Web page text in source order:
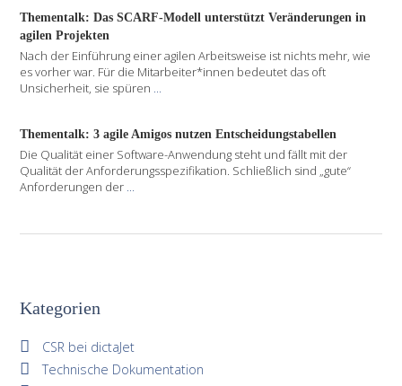
Thementalk: Das SCARF-Modell unterstützt Veränderungen in
agilen Projekten
Nach der Einführung einer agilen Arbeitsweise ist nichts mehr, wie
es vorher war. Für die Mitarbeiter*innen bedeutet das oft
Unsicherheit, sie spüren ...
Thementalk: 3 agile Amigos nutzen Entscheidungstabellen
Die Qualität einer Software-Anwendung steht und fällt mit der
Qualität der Anforderungsspezifikation. Schließlich sind „gute“
Anforderungen der ...
Kategorien
CSR bei dictaJet
Technische Dokumentation